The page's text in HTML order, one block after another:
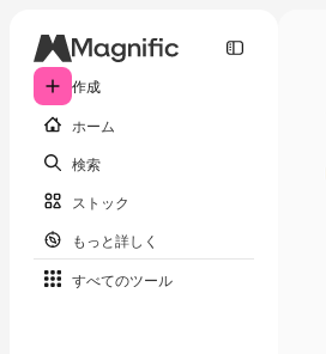
作成
ホーム
検索
ストック
もっと詳しく
すべてのツール